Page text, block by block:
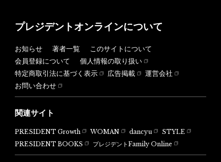
プレジデントオンラインについて
お知らせ 著者一覧
このサイトについて
会員登録について
個人情報の取り扱い
特定商取引法に基づく表示
広告掲載
運営会社
お問い合わせ
関連サイト
PRESIDENT Growth WOMAN dancyu
STYLE
PRESIDENT BOOKS
プレジデントFamily Online